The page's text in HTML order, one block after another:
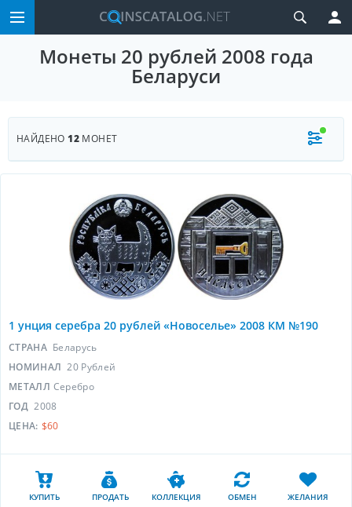
Монеты 20 рублей 2008 года
Беларуси
НАЙДЕНО12 МОНЕТ
1 унция серебра 20 рублей «Новоселье» 2008 КМ №190
СТРАНА Беларусь
НОМИНАЛ 20 Рублей
МЕТАЛЛ Серебро
ГОД 2008
ЦЕНА: $60
КУПИТЬ ПРОДАТЬ КОЛЛЕКЦИЯ ОБМЕН ЖЕЛАНИЯ